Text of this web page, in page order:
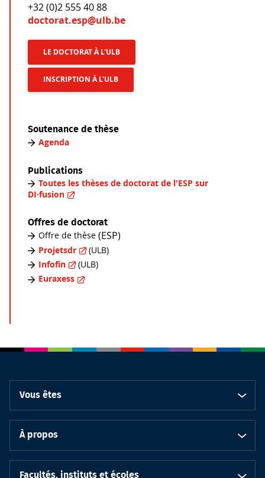
+32 (0)2 555 40 88
doctorat.esp@ulb.be
LE DOCTORAT À L'ULB
INSCRIPTION À L'ULB
Soutenance de thèse
Agenda
Publications
Toutes les thèses de doctorat de l'ESP sur
DI·fusion
Offres de doctorat
Offre de thèse (ESP)
Projetsdr
(ULB)
Infofin
(ULB)
Euraxess
Vous êtes
À propos
Facultés, instituts et écoles